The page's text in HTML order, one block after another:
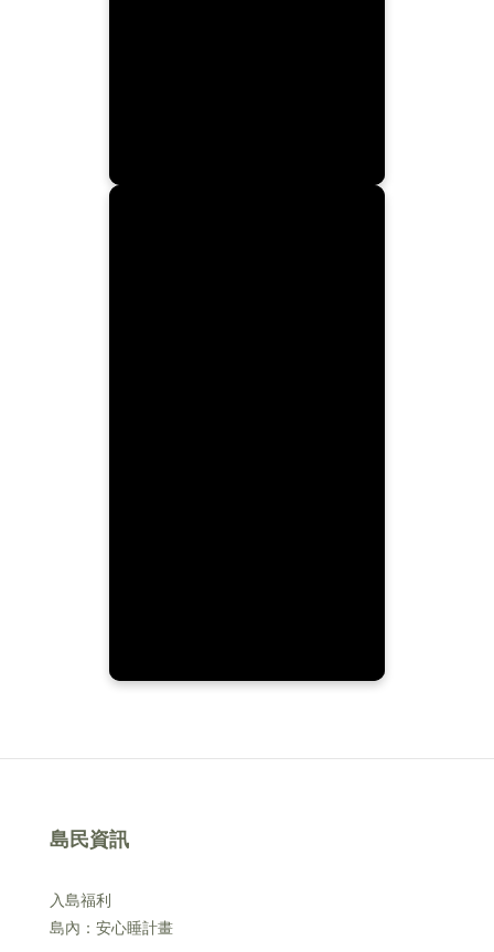
島民資訊
入島福利
島內：安心睡計畫